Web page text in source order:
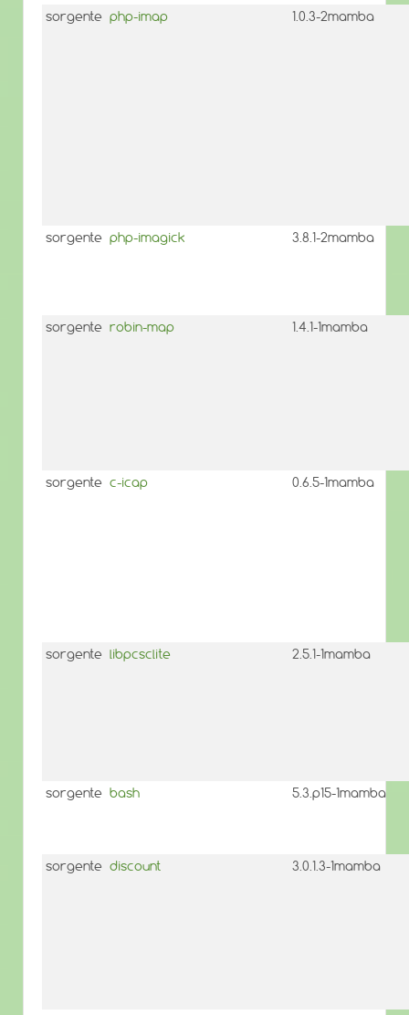
sorgente php-imap 1.0.3-2mamba
sorgente php-imagick 3.8.1-2mamba
sorgente robin-map 1.4.1-1mamba
sorgente c-icap 0.6.5-1mamba
sorgente libpcsclite 2.5.1-1mamba
sorgente bash 5.3.p15-1mamba
sorgente discount 3.0.1.3-1mamba